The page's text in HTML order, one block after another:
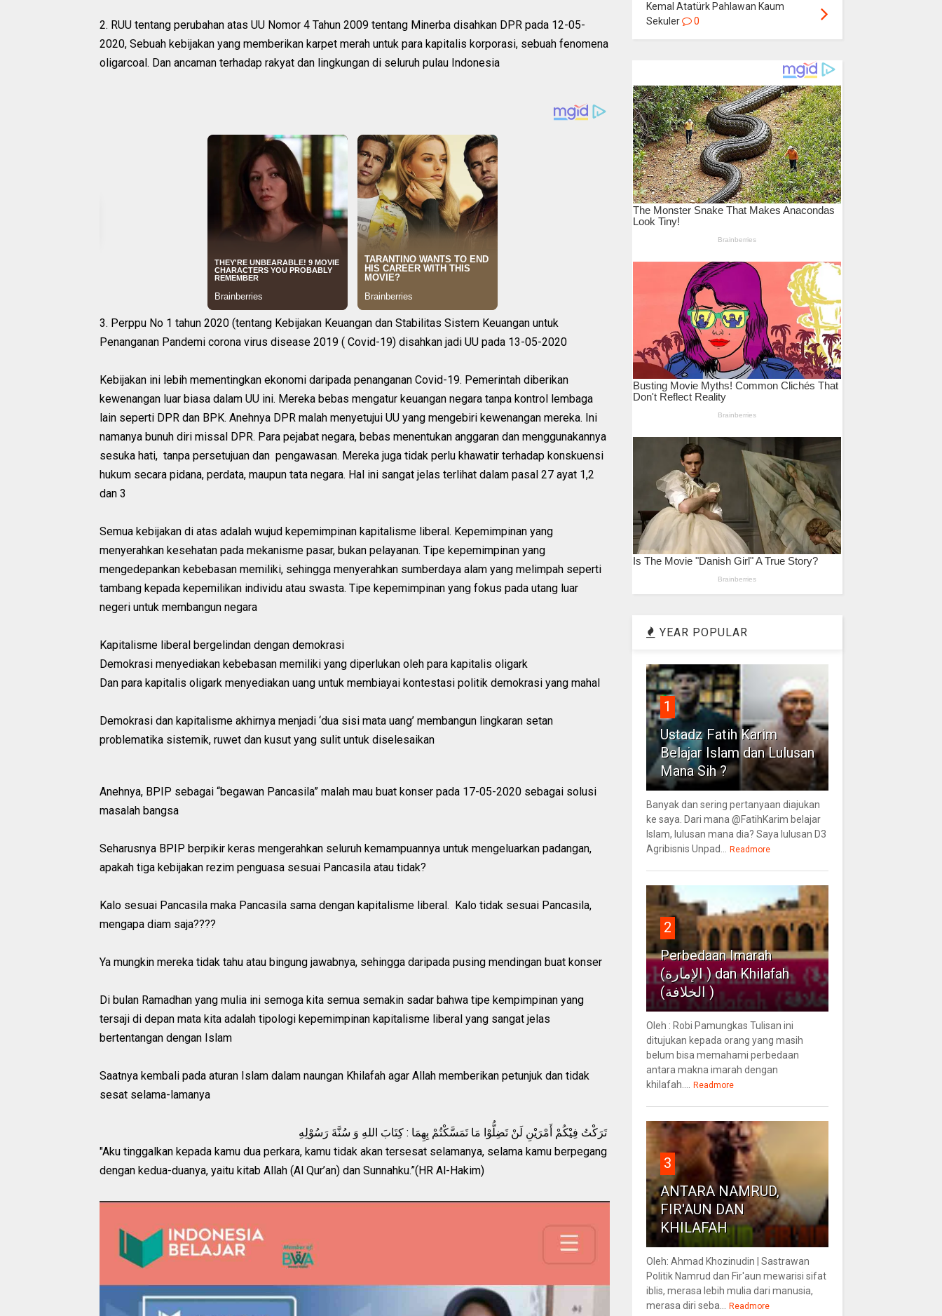
2. RUU tentang perubahan atas UU Nomor 4 Tahun 2009 tentang Minerba disahkan DPR pada 12-05-
2020, Sebuah kebijakan yang memberikan karpet merah untuk para kapitalis korporasi, sebuah fenomena
oligarcoal. Dan ancaman terhadap rakyat dan lingkungan di seluruh pulau Indonesia
3. Perppu No 1 tahun 2020 (tentang Kebijakan Keuangan dan Stabilitas Sistem Keuangan untuk
Penanganan Pandemi corona virus disease 2019 ( Covid-19) disahkan jadi UU pada 13-05-2020
Kebijakan ini lebih mementingkan ekonomi daripada penanganan Covid-19. Pemerintah diberikan
kewenangan luar biasa dalam UU ini. Mereka bebas mengatur keuangan negara tanpa kontrol lembaga
lain seperti DPR dan BPK. Anehnya DPR malah menyetujui UU yang mengebiri kewenangan mereka. Ini
namanya bunuh diri missal DPR. Para pejabat negara, bebas menentukan anggaran dan menggunakannya
sesuka hati, tanpa persetujuan dan pengawasan. Mereka juga tidak perlu khawatir terhadap konskuensi
hukum secara pidana, perdata, maupun tata negara. Hal ini sangat jelas terlihat dalam pasal 27 ayat 1,2
dan 3
Semua kebijakan di atas adalah wujud kepemimpinan kapitalisme liberal. Kepemimpinan yang
menyerahkan kesehatan pada mekanisme pasar, bukan pelayanan. Tipe kepemimpinan yang
mengedepankan kebebasan memiliki, sehingga menyerahkan sumberdaya alam yang melimpah seperti
tambang kepada kepemilikan individu atau swasta. Tipe kepemimpinan yang fokus pada utang luar
negeri untuk membangun negara
Kapitalisme liberal bergelindan dengan demokrasi
Demokrasi menyediakan kebebasan memiliki yang diperlukan oleh para kapitalis oligark
Dan para kapitalis oligark menyediakan uang untuk membiayai kontestasi politik demokrasi yang mahal
Demokrasi dan kapitalisme akhirnya menjadi ‘dua sisi mata uang’ membangun lingkaran setan
problematika sistemik, ruwet dan kusut yang sulit untuk diselesaikan
Anehnya, BPIP sebagai “begawan Pancasila” malah mau buat konser pada 17-05-2020 sebagai solusi
masalah bangsa
Seharusnya BPIP berpikir keras mengerahkan seluruh kemampuannya untuk mengeluarkan padangan,
apakah tiga kebijakan rezim penguasa sesuai Pancasila atau tidak?
Kalo sesuai Pancasila maka Pancasila sama dengan kapitalisme liberal. Kalo tidak sesuai Pancasila,
mengapa diam saja????
Ya mungkin mereka tidak tahu atau bingung jawabnya, sehingga daripada pusing mendingan buat konser
Di bulan Ramadhan yang mulia ini semoga kita semua semakin sadar bahwa tipe kempimpinan yang
tersaji di depan mata kita adalah tipologi kepemimpinan kapitalisme liberal yang sangat jelas
bertentangan dengan Islam
Saatnya kembali pada aturan Islam dalam naungan Khilafah agar Allah memberikan petunjuk dan tidak
sesat selama-lamanya
تَرَكْتُ فِيْكُمْ أَمْرَيْنِ لَنْ تَضِلُّوْا مَا تَمَسَّكْتُمْ بِهِمَا : كِتَابَ اللهِ وَ سُنَّةَ رَسُوْلِهِ
"Aku tinggalkan kepada kamu dua perkara, kamu tidak akan tersesat selamanya, selama kamu berpegang
dengan kedua-duanya, yaitu kitab Allah (Al Qur’an) dan Sunnahku.”(HR Al-Hakim)
Kemal Atatürk Pahlawan Kaum
Sekuler
0
YEAR POPULAR
1
Ustadz Fatih Karim
Belajar Islam dan Lulusan
Mana Sih ?
Banyak dan sering pertanyaan diajukan
ke saya. Dari mana @FatihKarim belajar
Islam, lulusan mana dia? Saya lulusan D3
Agribisnis Unpad...
Readmore
2
Perbedaan Imarah
(الإمارة ) dan Khilafah
(الخلافة )
Oleh : Robi Pamungkas Tulisan ini
ditujukan kepada orang yang masih
belum bisa memahami perbedaan
antara makna imarah dengan
khilafah....
Readmore
3
ANTARA NAMRUD,
FIR'AUN DAN
KHILAFAH
Oleh: Ahmad Khozinudin | Sastrawan
Politik Namrud dan Fir'aun mewarisi sifat
iblis, merasa lebih mulia dari manusia,
merasa diri seba...
Readmore